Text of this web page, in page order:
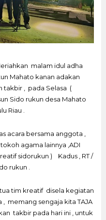
malam idul adha
Mahato kanan adakan
takbir , pada Selasa (
Sido rukun desa Mahato
Riau .
acara bersama anggota ,
agama lainnya ,ADI
sidorukun ) Kadus , RT /
rukun .
tim kreatif disela kegiatan
memang sengaja kita TAJA
takbir pada hari ini , untuk